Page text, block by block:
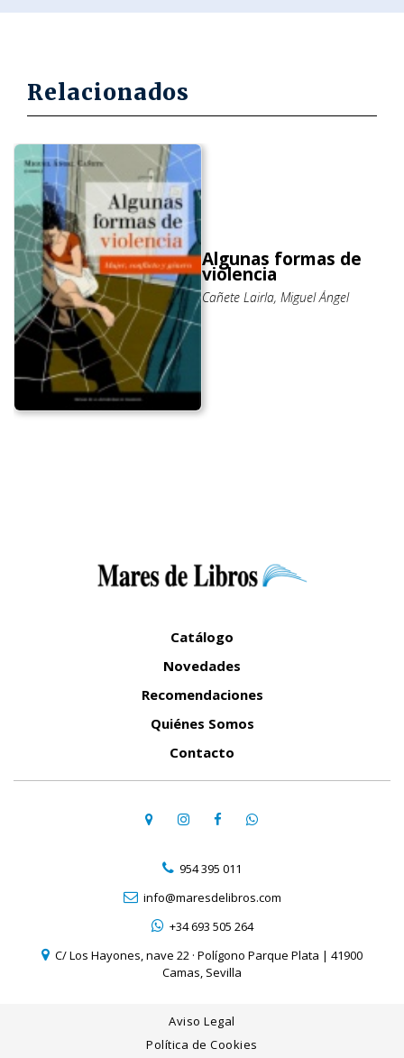
Relacionados
Algunas formas de
violencia
Cañete Lairla, Miguel Ángel
Catálogo
Novedades
Recomendaciones
Quiénes Somos
Contacto
954 395 011
info@maresdelibros.com
+34 693 505 264
C/ Los Hayones, nave 22 · Polígono Parque Plata | 41900
Camas, Sevilla
Aviso Legal
Política de Cookies